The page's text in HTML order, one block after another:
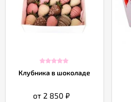
Клубника в шоколаде
от 2 850₽